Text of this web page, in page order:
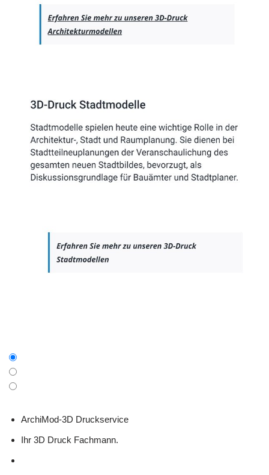
ArchiMod-3D Druckservice
Ihr 3D Druck Fachmann.